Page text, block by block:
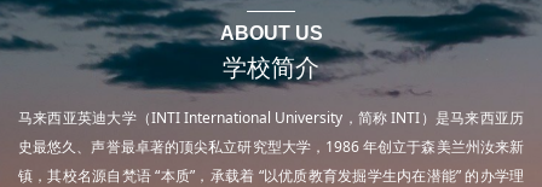
ABOUT US
学校简介
马来西亚英迪大学（INTI International University，简称 INTI）是马来西亚历
史最悠久、声誉最卓著的顶尖私立研究型大学，1986 年创立于森美兰州汝来新
镇，其校名源自梵语 “本质”，承载着 “以优质教育发掘学生内在潜能” 的办学理